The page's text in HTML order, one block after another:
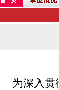
为深入贯